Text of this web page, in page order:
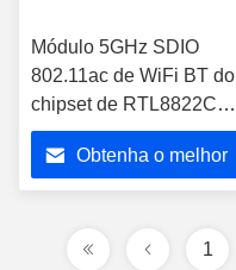
Módulo 5GHz SDIO
802.11ac de WiFi BT do
chipset de RTL8822CS
para Pico Projetor
Obtenha o melhor
1